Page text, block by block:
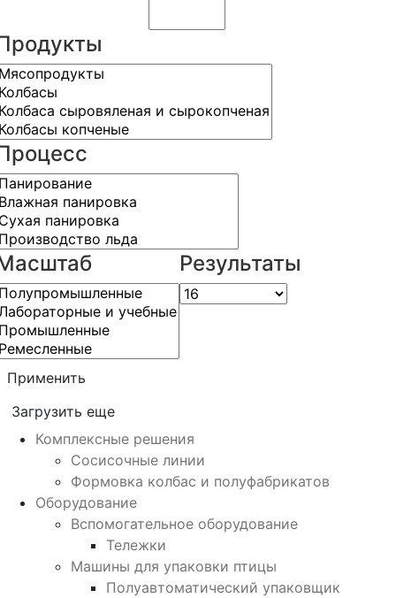
Результаты
Применить
Загрузить еще
Комплексные решения
Сосисочные линии
Формовка колбас и полуфабрикатов
Оборудование
Вспомогательное оборудование
Тележки
Машины для упаковки птицы
Полуавтоматический упаковщик